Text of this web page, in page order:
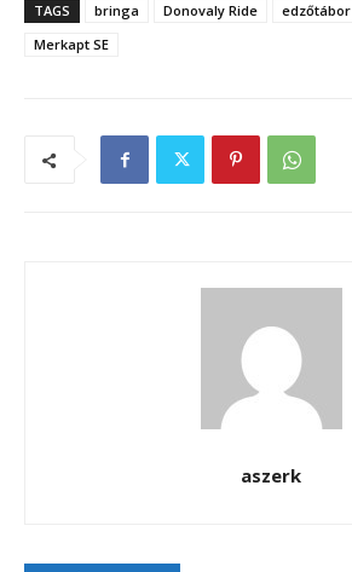
TAGS bringa Donovaly Ride edzőtábor
Merkapt SE
aszerk